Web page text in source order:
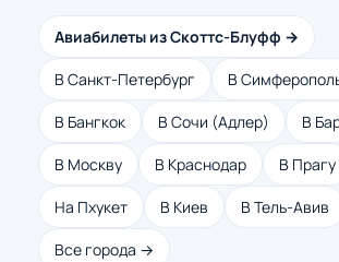
Авиабилеты из Скоттс-Блуфф →
В Санкт-Петербург В
В Бангкок В Сочи (Адлер) В
В Москву В Краснодар В Прагу
На Пхукет В Киев В Тель-Авив
Все города →